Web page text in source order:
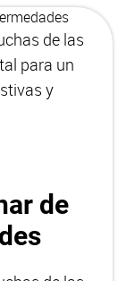
de las
para un
y
de